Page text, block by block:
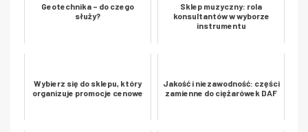
Geotechnika – do czego
służy?
Sklep muzyczny: rola
konsultantów w wyborze
instrumentu
Wybierz się do sklepu, który
organizuje promocje cenowe
Jakość i niezawodność: części
zamienne do ciężarówek DAF